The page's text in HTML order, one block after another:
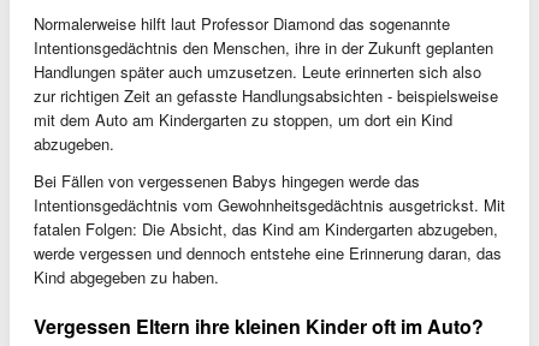
Normalerweise hilft laut Professor Diamond das sogenannte
Intentionsgedächtnis den Menschen, ihre in der Zukunft geplanten
Handlungen später auch umzusetzen. Leute erinnerten sich also
zur richtigen Zeit an gefasste Handlungsabsichten - beispielsweise
mit dem Auto am Kindergarten zu stoppen, um dort ein Kind
abzugeben.
Bei Fällen von vergessenen Babys hingegen werde das
Intentionsgedächtnis vom Gewohnheitsgedächtnis ausgetrickst. Mit
fatalen Folgen: Die Absicht, das Kind am Kindergarten abzugeben,
werde vergessen und dennoch entstehe eine Erinnerung daran, das
Kind abgegeben zu haben.
Vergessen Eltern ihre kleinen Kinder oft im Auto?